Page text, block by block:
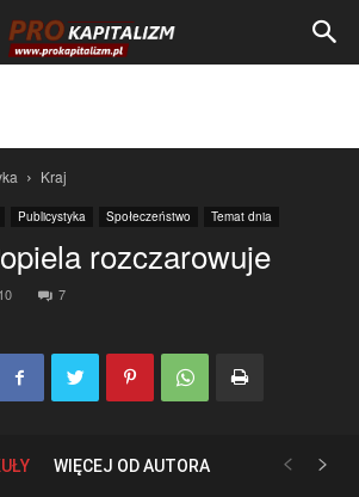
Kraj
Publicystyka Społeczeństwo Temat dnia
rozczarowuje
7
WIĘCEJ OD AUTORA